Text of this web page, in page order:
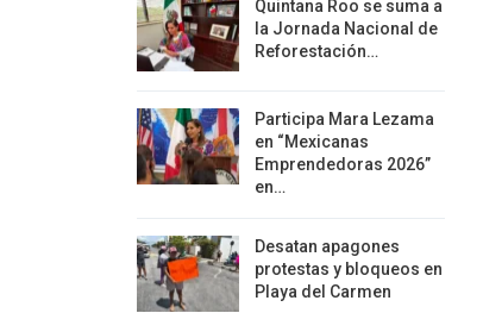
Quintana Roo se suma a
la Jornada Nacional de
Reforestación…
Participa Mara Lezama
en “Mexicanas
Emprendedoras 2026”
en…
Desatan apagones
protestas y bloqueos en
Playa del Carmen